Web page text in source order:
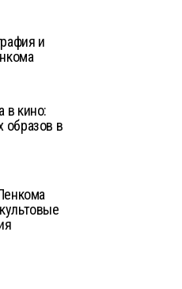
и
в кино:
образов в